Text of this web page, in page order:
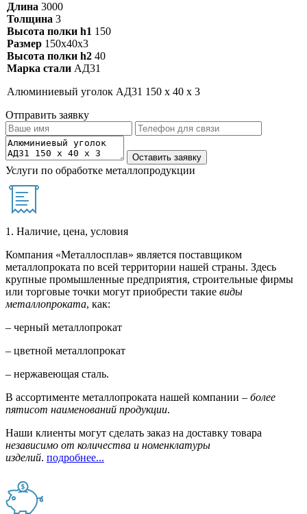
Длина 3000
Толщина 3
Высота полки h1 150
Размер 150х40х3
Высота полки h2 40
Марка стали АД31
Алюминиевый уголок АД31 150 х 40 х 3
Отправить заявку
Услуги по обработке металлопродукции
1. Наличие, цена, условия
Компания «Металлосплав» является поставщиком
металлопроката по всей территории нашей страны. Здесь
крупные промышленные предприятия, строительные фирмы
или торговые точки могут приобрести такие виды
металлопроката, как:
– черный металлопрокат
– цветной металлопрокат
– нержавеющая сталь.
В ассортименте металлопроката нашей компании – более
пятисот наименований продукции.
Наши клиенты могут сделать заказ на доставку товара
независимо от количества и номенклатуры
изделий. подробнее...